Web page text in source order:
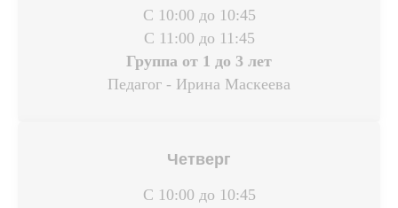
С 10:00 до 10:45
С 11:00 до 11:45
Группа от 1 до 3 лет
Педагог - Ирина Маскеева
Четверг
С 10:00 до 10:45